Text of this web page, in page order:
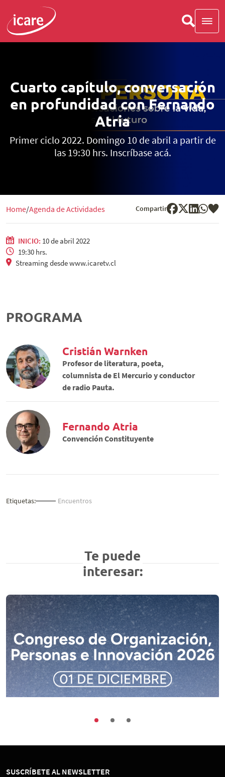
Cuarto capítulo, conversación
en profundidad con Fernando
Atria
Primer ciclo 2022. Domingo 10 de abril a partir de
las 19:30 hrs. Inscríbase acá.
Home Agenda de Actividades Compartir
INICIO: 10 de abril 2022
19:30 hrs.
Streaming desde www.icaretv.cl
PROGRAMA
Cristián Warnken
Profesor de literatura, poeta,
columnista de El Mercurio y conductor
de radio Pauta.
Fernando Atria
Convención Constituyente
Etiquetas: Encuentros
Te puede
interesar:
SUSCRÍBETE AL NEWSLETTER